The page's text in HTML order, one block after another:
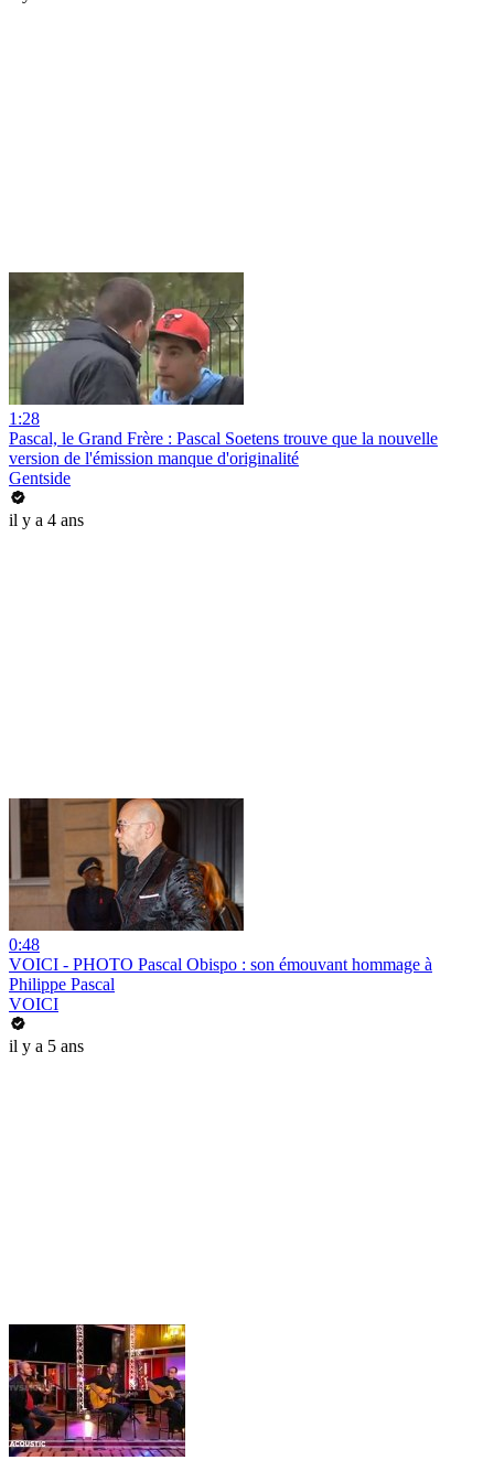
1:28
Pascal, le Grand Frère : Pascal Soetens trouve que la nouvelle
version de l'émission manque d'originalité
Gentside
il y a 4 ans
0:48
VOICI - PHOTO Pascal Obispo : son émouvant hommage à
Philippe Pascal
VOICI
il y a 5 ans